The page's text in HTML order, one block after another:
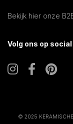
Bekijk hier onze
Volg ons op
© 2025 KERAMISCHE